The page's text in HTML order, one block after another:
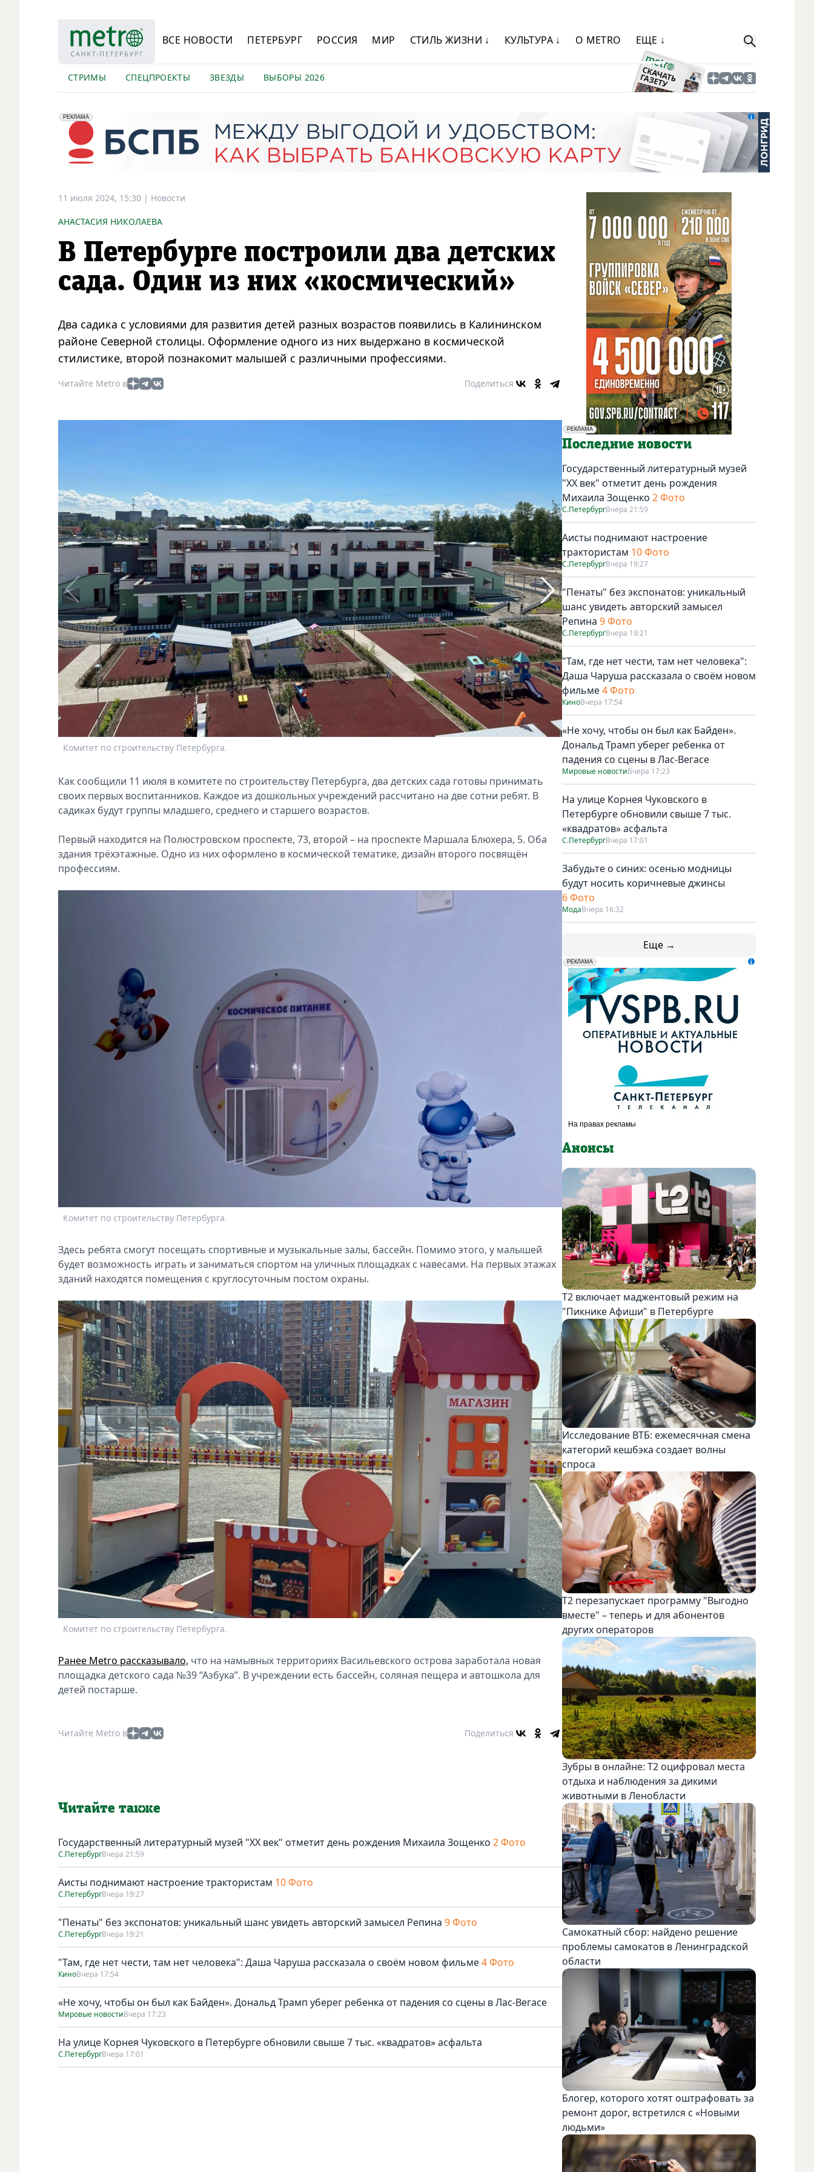
ВСЕ НОВОСТИ ПЕТЕРБУРГ РОССИЯ МИР СТИЛЬ ЖИЗНИ ↓ КУЛЬТУРА ↓ О METRO ЕЩЕ ↓
СТРИМЫ СПЕЦПРОЕКТЫ ЗВЕЗДЫ ВЫБОРЫ 2026
erid: 2VfnxyFybV5
РЕКЛАМА
ПАО "Банк "Санкт-Петербург", ИНН: 7831000027
11 июля 2024, 15:30 | Новости
АНАСТАСИЯ НИКОЛАЕВА
В Петербурге построили два детских
сада. Один из них «космический»
Два садика с условиями для развития детей разных возрастов появились в Калининском
районе Северной столицы. Оформление одного из них выдержано в космической
стилистике, второй познакомит малышей с различными профессиями.
Читайте Metro в Поделиться
Комитет по строительству Петербурга. Комитет по строительству Петербурга.
Как сообщили 11 июля в комитете по строительству Петербурга, два детских сада готовы принимать
своих первых воспитанников. Каждое из дошкольных учреждений рассчитано на две сотни ребят. В
садиках будут группы младшего, среднего и старшего возрастов.
Первый находится на Полюстровском проспекте, 73, второй – на проспекте Маршала Блюхера, 5. Оба
здания трёхэтажные. Одно из них оформлено в космической тематике, дизайн второго посвящён
профессиям.
Комитет по строительству Петербурга.
Здесь ребята смогут посещать спортивные и музыкальные залы, бассейн. Помимо этого, у малышей
будет возможность играть и заниматься спортом на уличных площадках с навесами. На первых этажах
зданий находятся помещения с круглосуточным постом охраны.
Комитет по строительству Петербурга.
Ранее Metro рассказывало, что на намывных территориях Васильевского острова заработала новая
площадка детского сада №39 “Азбука”. В учреждении есть бассейн, соляная пещера и автошкола для
детей постарше.
Читайте Metro в Поделиться
Читайте также
Государственный литературный музей "ХХ век" отметит день рождения Михаила Зощенко 2 Фото
С.ПетербургВчера 21:59
Аисты поднимают настроение трактористам 10 Фото
С.ПетербургВчера 19:27
"Пенаты" без экспонатов: уникальный шанс увидеть авторский замысел Репина 9 Фото
С.ПетербургВчера 19:21
"Там, где нет чести, там нет человека": Даша Чаруша рассказала о своём новом фильме4 Фото
КиноВчера 17:54
«Не хочу, чтобы он был как Байден». Дональд Трамп уберег ребенка от падения со сцены в Лас-Вегасе
Мировые новостиВчера 17:23
На улице Корнея Чуковского в Петербурге обновили свыше 7 тыс. «квадратов» асфальта
С.ПетербургВчера 17:01
РЕКЛАМА
Социальная реклама
Последние новости
Государственный литературный музей
"ХХ век" отметит день рождения
Михаила Зощенко 2 Фото
С.ПетербургВчера 21:59
Аисты поднимают настроение
трактористам 10 Фото
С.ПетербургВчера 19:27
"Пенаты" без экспонатов: уникальный
шанс увидеть авторский замысел
Репина 9 Фото
С.ПетербургВчера 19:21
"Там, где нет чести, там нет человека":
Даша Чаруша рассказала о своём новом
фильме4 Фото
КиноВчера 17:54
«Не хочу, чтобы он был как Байден».
Дональд Трамп уберег ребенка от
падения со сцены в Лас-Вегасе
Мировые новостиВчера 17:23
На улице Корнея Чуковского в
Петербурге обновили свыше 7 тыс.
«квадратов» асфальта
С.ПетербургВчера 17:01
Забудьте о синих: осенью модницы
будут носить коричневые джинсы
6 Фото
МодаВчера 16:32
Еще →
erid: LdtCK5udn
РЕКЛАМА
АО "ГАТР", ИНН: 7841320717
Анонсы
Т2 включает маджентовый режим на
"Пикнике Афиши" в Петербурге
Исследование ВТБ: ежемесячная смена
категорий кешбэка создает волны
спроса
Т2 перезапускает программу "Выгодно
вместе" – теперь и для абонентов
других операторов
Зубры в онлайне: Т2 оцифровал места
отдыха и наблюдения за дикими
животными в Ленобласти
Самокатный сбор: найдено решение
проблемы самокатов в Ленинградской
области
Блогер, которого хотят оштрафовать за
ремонт дорог, встретился с «Новыми
людьми»